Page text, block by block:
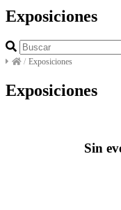
Exposiciones
/ Exposiciones
Exposiciones
Sin